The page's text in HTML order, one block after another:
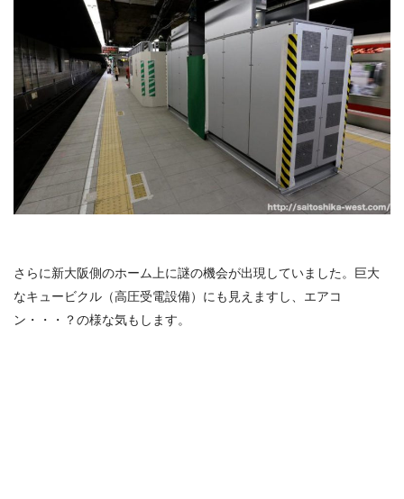
さらに新大阪側のホーム上に謎の機会が出現していました。巨大
なキュービクル（高圧受電設備）にも見えますし、エアコ
ン・・・？の様な気もします。